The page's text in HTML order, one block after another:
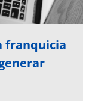
franquicia